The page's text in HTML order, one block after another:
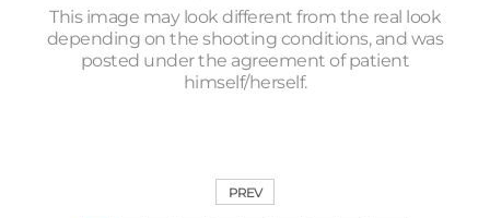
incision+Ptosis
correction)Rhinopl
asty+Fat
graft(Forehead)
This image may look different from the real look
depending on the shooting conditions, and was
posted under the agreement of patient
himself/herself.
PREV